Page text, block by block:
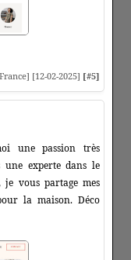
[12-02-2025] [#5]
une passion très
une experte dans le
je vous partage mes
la maison. Déco